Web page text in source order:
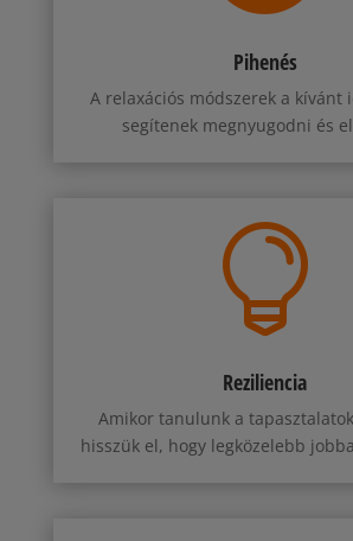
Pihenés
A relaxációs módszerek a kívánt
segítenek megnyugodni és

Reziliencia
Amikor tanulunk a
hisszük el, hogy legközelebb